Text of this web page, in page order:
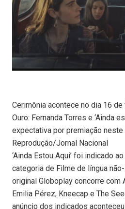
Cerimônia acontece no dia 16
Ouro: Fernanda Torres e ‘Ainda
expectativa por premiação neste
Reprodução/Jornal Nacional
‘Ainda Estou Aqui’ foi indicado
categoria de Filme de língua
original Globoplay concorre com
Emilia Pérez, Kneecap e The
anúncio dos indicados